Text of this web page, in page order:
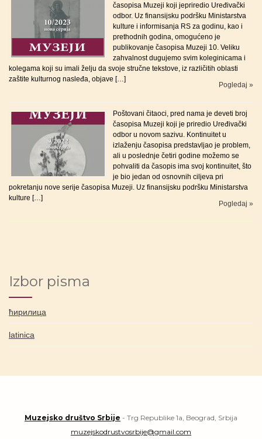
časopisa Muzeji koji jepriredio Uređivački
odbor. Uz finansijsku podršku Ministarstva
kulture i informisanja RS za godinu, kao i
prethodnih godina, omogućeno je
publikovanje časopisa Muzeji 10. Veliku
zahvalnost dugujemo svim koleginicama i
kolegama koji su imali želju da svoje stručne tekstove, iz različitih oblasti
zaštite kulturnog nasleđa, objave […]
Pogledaj »
Poštovani čitaoci, pred nama je deveti broj
časopisa Muzeji koji je priredio Uređivački
odbor u novom sazivu. Kontinuitet u
izlaženju časopisa predstavljao je problem,
ali u poslednje četiri godine možemo se
pohvaliti da časopis ima svoj kontinuitet, što
je bio jedan od osnovnih ciljeva pri
pokretanju nove serije časopisa Muzeji. Uz finansijsku podršku Ministarstva
kulture […]
Pogledaj »
Izbor pisma
ћирилица
latinica
Muzejsko društvo Srbije - Trg Republike 1a, Beograd, Srbija
muzejskodrustvosrbije@gmail.com